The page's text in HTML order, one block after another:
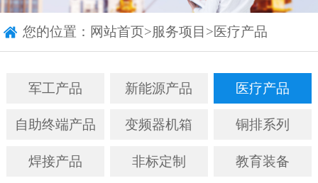
您的位置： 网站首页>服务项目 > 医疗产品
军工产品 新能源产品 医疗产品
自助终端产品 变频器机箱 铜排系列
焊接产品 非标定制 教育装备